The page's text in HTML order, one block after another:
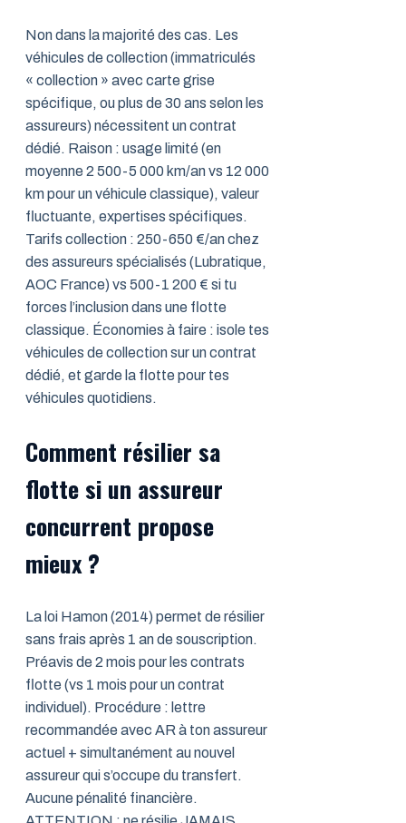
Non dans la majorité des cas. Les
véhicules de collection (immatriculés
« collection » avec carte grise
spécifique, ou plus de 30 ans selon les
assureurs) nécessitent un contrat
dédié. Raison : usage limité (en
moyenne 2 500-5 000 km/an vs 12 000
km pour un véhicule classique), valeur
fluctuante, expertises spécifiques.
Tarifs collection : 250-650 €/an chez
des assureurs spécialisés (Lubratique,
AOC France) vs 500-1 200 € si tu
forces l’inclusion dans une flotte
classique. Économies à faire : isole tes
véhicules de collection sur un contrat
dédié, et garde la flotte pour tes
véhicules quotidiens.
Comment résilier sa
flotte si un assureur
concurrent propose
mieux ?
La loi Hamon (2014) permet de résilier
sans frais après 1 an de souscription.
Préavis de 2 mois pour les contrats
flotte (vs 1 mois pour un contrat
individuel). Procédure : lettre
recommandée avec AR à ton assureur
actuel + simultanément au nouvel
assureur qui s’occupe du transfert.
Aucune pénalité financière.